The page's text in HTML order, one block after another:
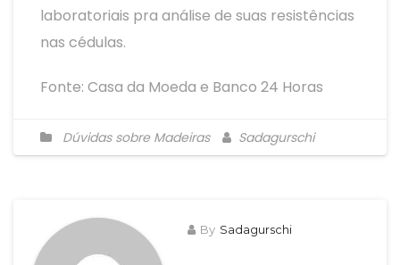
laboratoriais pra análise de suas resistências
nas cédulas.
Fonte: Casa da Moeda e Banco 24 Horas
Dúvidas sobre Madeiras Sadagurschi
By Sadagurschi